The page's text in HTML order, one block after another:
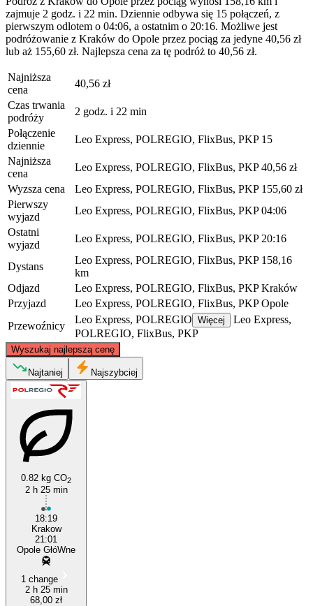
zajmuje 2 godz. i 22 min. Dziennie odbywa się 15 połączeń, z
pierwszym odlotem o 04:06, a ostatnim o 20:16. Możliwe jest
podróżowanie z Kraków do Opole przez pociąg za jedyne 40,56 zł
lub aż 155,60 zł. Najlepsza cena za tę podróż to 40,56 zł.
Najniższa
cena
40,56 zł
Czas trwania
podróży
2 godz. i 22 min
Połączenie
dziennie
Leo Express, POLREGIO, FlixBus, PKP 15
Najniższa
cena
Leo Express, POLREGIO, FlixBus, PKP 40,56 zł
Wyzsza cena
Leo Express, POLREGIO, FlixBus, PKP 155,60 zł
Pierwszy
wyjazd
Leo Express, POLREGIO, FlixBus, PKP 04:06
Ostatni
wyjazd
Leo Express, POLREGIO, FlixBus, PKP 20:16
Dystans
Leo Express, POLREGIO, FlixBus, PKP 158,16
km
Odjazd
Leo Express, POLREGIO, FlixBus, PKP Kraków
Przyjazd
Leo Express, POLREGIO, FlixBus, PKP Opole
Przewoźnicy
Leo Express, POLREGIO Więcej
Leo Express,
POLREGIO, FlixBus, PKP
Wyszukaj najlepszą cenę
Opole
©CARTO, ©
Najtaniej Najszybciej
0.82 kg CO2
2 h 25 min
18:19
Krakow
21:01
Opole GłóWne
1 change
2 h 25 min
68,00 zł